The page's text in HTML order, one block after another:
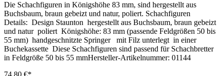
Die Schachfiguren in Königshöhe 83 mm, sind hergestellt aus
Buchsbaum, braun gebeizt und natur, poliert. Schachfiguren
Details: Design Staunton hergestellt aus Buchsbaum, braun gebeizt
und natur poliert Königshöhe: 83 mm (passende Feldgrößen 50 bis
55 mm) handgeschnitzte Springer mit Filz unterlegt in einer
Buchekassette Diese Schachfiguren sind passend für Schachbretter
in Feldgröße 50 bis 55 mmHersteller-Artikelnummer: 01144